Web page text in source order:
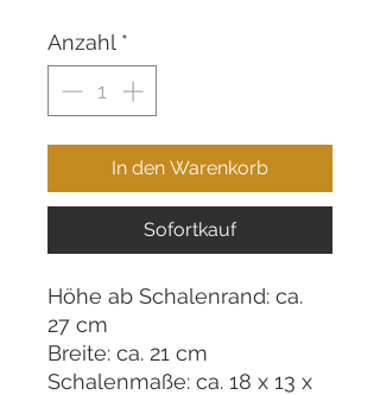
Anzahl *
In den Warenkorb
Sofortkauf
Höhe ab Schalenrand: ca.
27 cm
Breite: ca. 21 cm
Schalenmaße: ca. 18 x 13 x